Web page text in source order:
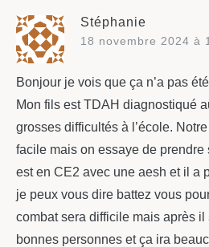
Stéphanie
18 novembre 2024 à
Bonjour je vois que ça n’a pas
Mon fils est TDAH diagnostiqué
grosses difficultés à l’école.
facile mais on essaye de prendre
est en CE2 avec une aesh et il a
je peux vous dire battez vous
combat sera difficile mais après
bonnes personnes et ça ira